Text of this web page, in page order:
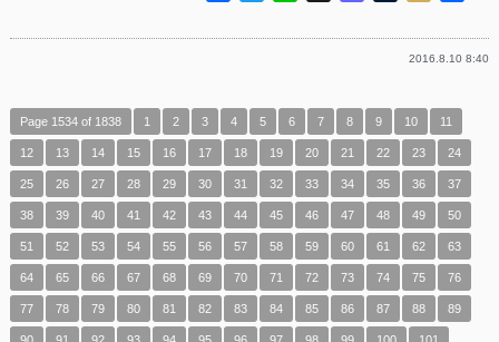
2016.8.10 8:40
Page 1534 of 1838 1 2 3 4 5 6 7 8 9 10 11
12 13 14 15 16 17 18 19 20 21 22 23 24
25 26 27 28 29 30 31 32 33 34 35 36 37
38 39 40 41 42 43 44 45 46 47 48 49 50
51 52 53 54 55 56 57 58 59 60 61 62 63
64 65 66 67 68 69 70 71 72 73 74 75 76
77 78 79 80 81 82 83 84 85 86 87 88 89